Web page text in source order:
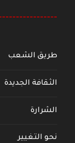
طريق الشعب
الثقافة الجديدة
الشرارة
نحو التغيير